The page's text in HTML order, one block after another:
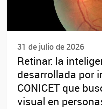
31 de julio de 2026
Retinar: la
desarrollada por
CONICET que
visual en